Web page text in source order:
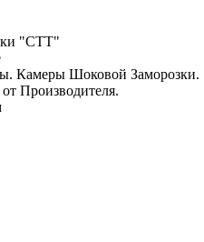
"СТТ"
Камеры Шоковой Заморозки.
Производителя.